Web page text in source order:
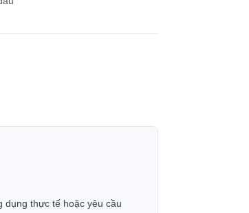
dụng thực tế hoặc yêu cầu